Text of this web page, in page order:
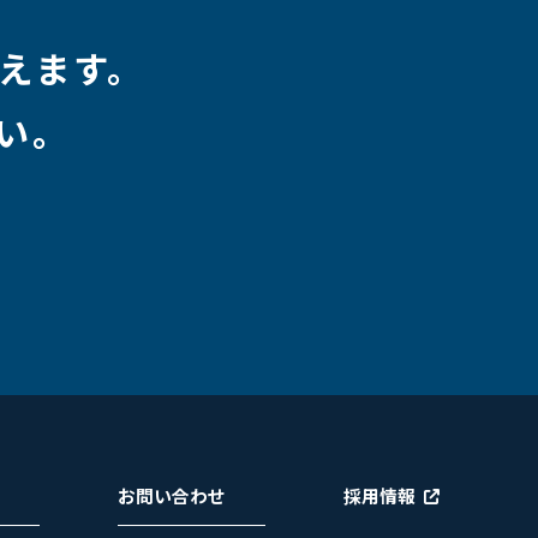
ます。
お問い合わせ 採用情報